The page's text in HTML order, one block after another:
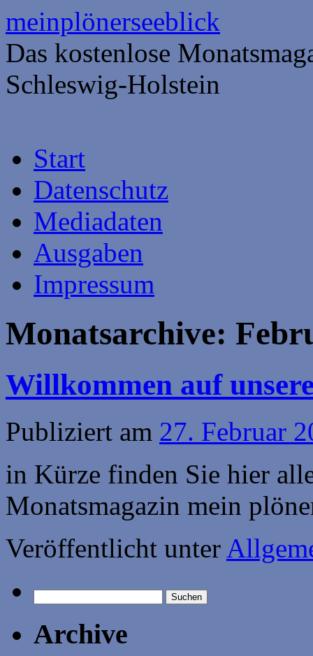
meinplönerseeblick
Das kostenlose
Schleswig-Holstein
Springe
zum
Start
Datenschutz
Mediadaten
Ausgaben
Impressum
Monatsarchive:
Willkommen auf
Publiziert am 27. Februar
in Kürze finden Sie hier
Monatsmagazin mein
Veröffentlicht unter
nach:
Archive